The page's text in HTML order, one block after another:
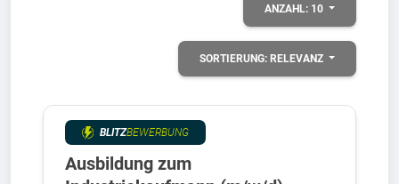
ANZAHL: 10
SORTIERUNG: RELEVANZ
BLITZBEWERBUNG
Ausbildung zum